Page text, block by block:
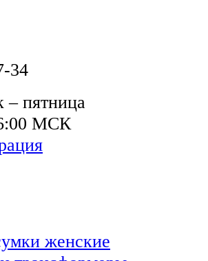
34
– пятница
МСК
женские